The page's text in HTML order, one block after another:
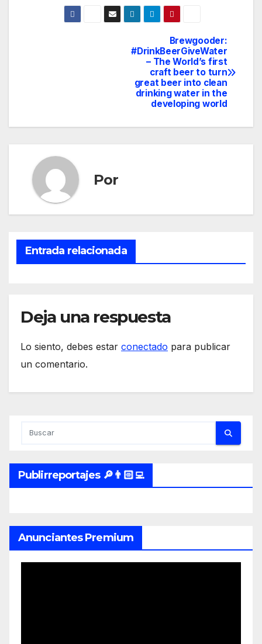
Navegación
Brewgooder:
#DrinkBeerGiveWater
– The World’s first
craft beer to turn
great beer into clean
drinking water in the
developing world
Por
Entrada relacionada
Deja una respuesta
Lo siento, debes estar conectado para publicar
un comentario.
Publirreportajes 🔎👨🏻‍💻
Anunciantes Premium